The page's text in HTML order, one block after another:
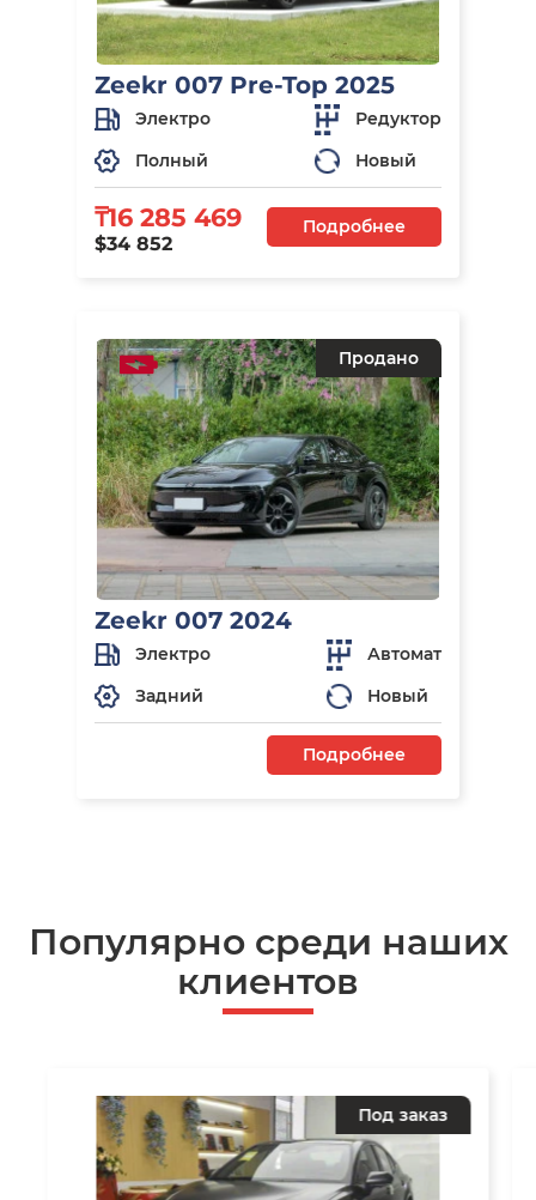
Zeekr 007 Pre-Top 2025
Электро
Редуктор
Полный
Новый
₸16 285 469
$34 852
Подробнее
Продано
Zeekr 007 2024
Электро
Автомат
Задний
Новый
Подробнее
Популярно среди наших
клиентов
Под заказ